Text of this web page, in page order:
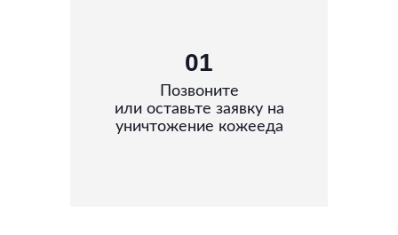
01
Позвоните
или оставьте заявку на
уничтожение кожееда